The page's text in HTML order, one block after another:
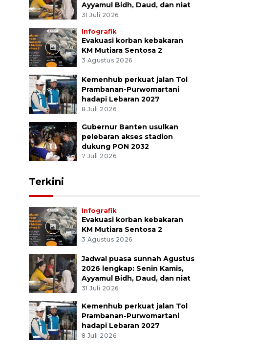
Ayyamul Bidh, Daud, dan niat
31 Juli 2026
Infografik
Evakuasi korban kebakaran
KM Mutiara Sentosa 2
3 Agustus 2026
Kemenhub perkuat jalan Tol
Prambanan-Purwomartani
hadapi Lebaran 2027
8 Juli 2026
Gubernur Banten usulkan
pelebaran akses stadion
dukung PON 2032
7 Juli 2026
Terkini
Infografik
Evakuasi korban kebakaran
KM Mutiara Sentosa 2
3 Agustus 2026
Jadwal puasa sunnah Agustus
2026 lengkap: Senin Kamis,
Ayyamul Bidh, Daud, dan niat
31 Juli 2026
Kemenhub perkuat jalan Tol
Prambanan-Purwomartani
hadapi Lebaran 2027
8 Juli 2026